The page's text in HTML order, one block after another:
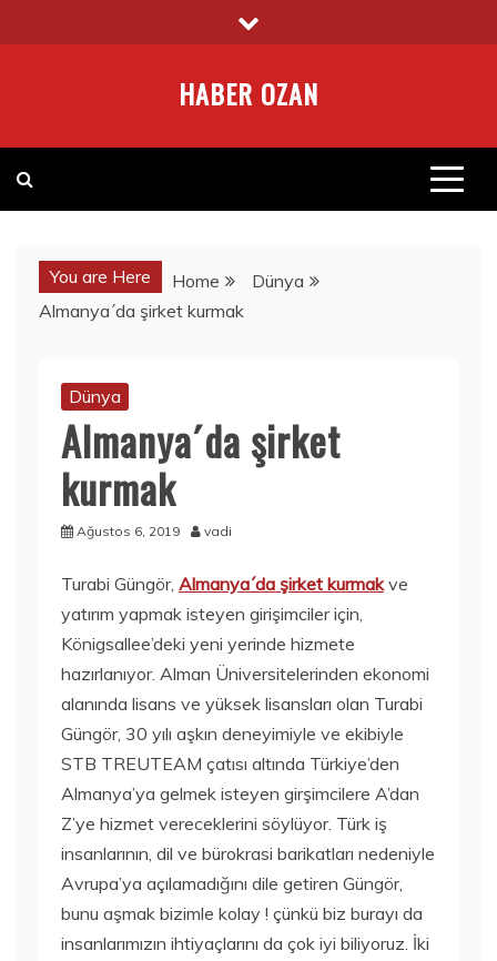
to
HABER OZAN
You are Here Home
Dünya
Almanya´da şirket kurmak
Dünya
Almanya´da şirket
kurmak
Ağustos 6, 2019 vadi
Turabi Güngör, Almanya´da şirket kurmakve
yatırım yapmak isteyen girişimciler için,
Königsallee’deki yeni yerinde hizmete
hazırlanıyor. Alman Üniversitelerinden ekonomi
alanında lisans ve yüksek lisansları olan Turabi
Güngör, 30 yılı aşkın deneyimiyle ve ekibiyle
STB TREUTEAM çatısı altında Türkiye’den
Almanya’ya gelmek isteyen girşimcilere A’dan
Z’ye hizmet vereceklerini söylüyor. Türk iş
insanlarının, dil ve bürokrasi barikatları nedeniyle
Avrupa’ya açılamadığını dile getiren Güngör,
bunu aşmak bizimle kolay ! çünkü biz burayı da
insanlarımızın ihtiyaçlarını da çok iyi biliyoruz. İki